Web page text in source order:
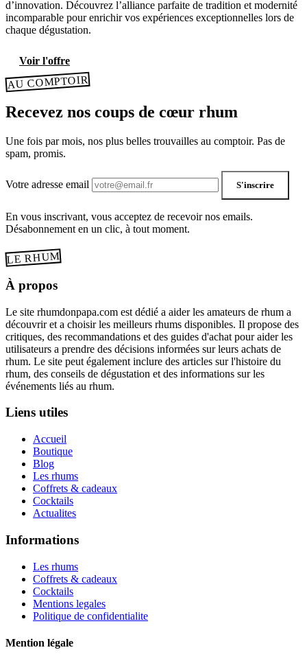
d’innovation. Découvrez l’alliance parfaite de tradition et modernité
incomparable pour enrichir vos expériences exceptionnelles lors de
chaque dégustation.
Voir l'offre
AU COMPTOIR
Recevez nos coups de cœur rhum
Une fois par mois, nos plus belles trouvailles au comptoir. Pas de
spam, promis.
Votre adresse email S'inscrire
En vous inscrivant, vous acceptez de recevoir nos emails.
Désabonnement en un clic, à tout moment.
LE RHUM
À propos
Le site rhumdonpapa.com est dédié a aider les amateurs de rhum a
découvrir et a choisir les meilleurs rhums disponibles. Il propose des
critiques, des recommandations et des guides d'achat pour aider les
utilisateurs a prendre des décisions informées sur leurs achats de
rhum. Le site peut également inclure des articles sur l'histoire du
rhum, des conseils de dégustation et des informations sur les
événements liés au rhum.
Liens utiles
Accueil
Boutique
Blog
Les rhums
Coffrets & cadeaux
Cocktails
Actualites
Informations
Les rhums
Coffrets & cadeaux
Cocktails
Mentions legales
Politique de confidentialite
Mention légale